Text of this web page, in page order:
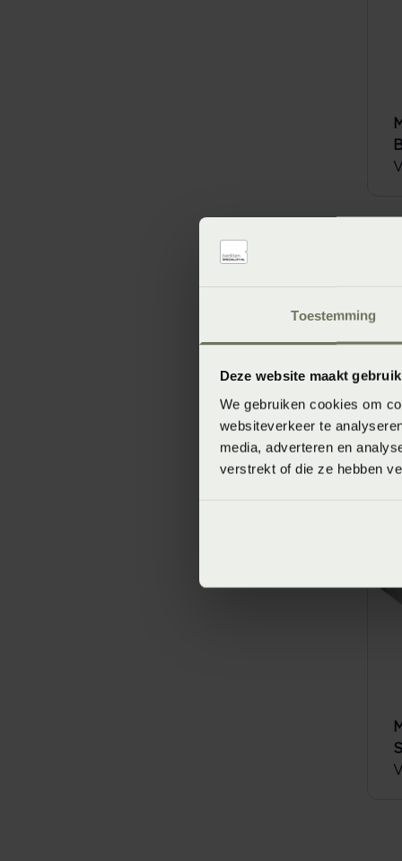
Toestemming
Deze website maakt
We gebruiken cookies om
websiteverkeer te
media, adverteren en
verstrekt of die ze hebben